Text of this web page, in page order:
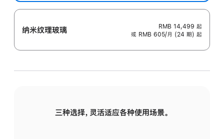
纳米纹理玻璃 RMB 14,499 起
或 RMB 605/月 (24 期) 起
三种选择，灵活适应各种使用场景。